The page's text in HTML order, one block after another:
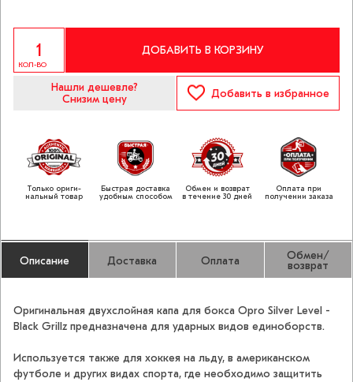
КОЛ-ВО
ДОБАВИТЬ В КОРЗИНУ
Нашли дешевле?
Снизим цену
Добавить в избранное
Только ориги­
нальный товар
Быстрая доставка
удобным способом
Обмен и возврат
в течение 30 дней
Оплата при
получении заказа
Описание Доставка Оплата Обмен/
возврат
Оригинальная двухслойная капа для бокса Opro Silver Level -
Black Grillz предназначена для ударных видов единоборств.
Используется также для хоккея на льду, в американском
футболе и других видах спорта, где необходимо защитить